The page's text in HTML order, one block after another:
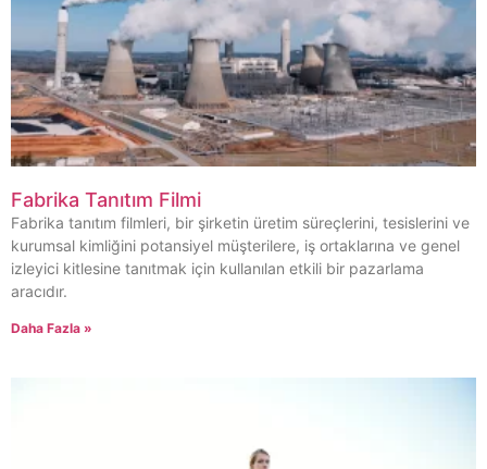
Fabrika Tanıtım Filmi
Fabrika tanıtım filmleri, bir şirketin üretim süreçlerini, tesislerini ve
kurumsal kimliğini potansiyel müşterilere, iş ortaklarına ve genel
izleyici kitlesine tanıtmak için kullanılan etkili bir pazarlama
aracıdır.
Daha Fazla »